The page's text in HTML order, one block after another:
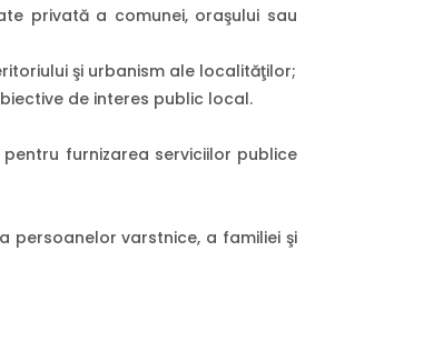
privată a comunei, oraşului sau
şi urbanism ale localităţilor;
de interes public local.
furnizarea serviciilor publice
persoanelor varstnice, a familiei şi